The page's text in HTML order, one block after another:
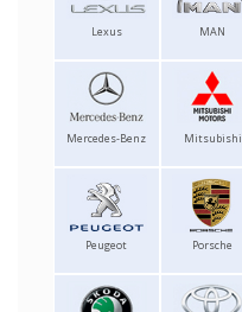
Lexus MAN
Mercedes-Benz Mitsubishi
Peugeot Porsche